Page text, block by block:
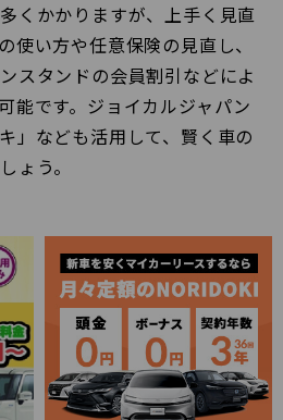
くかかりますが、上手く見直
使い方や任意保険の見直し、
スタンドの会員割引などによ
能です。ジョイカルジャパン
」なども活用して、賢く車の
ょう。